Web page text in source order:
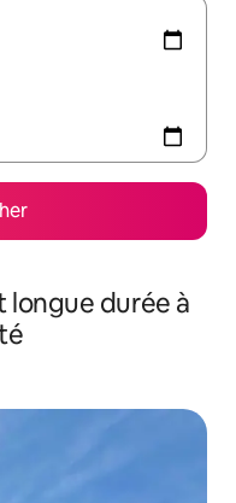
longue durée à